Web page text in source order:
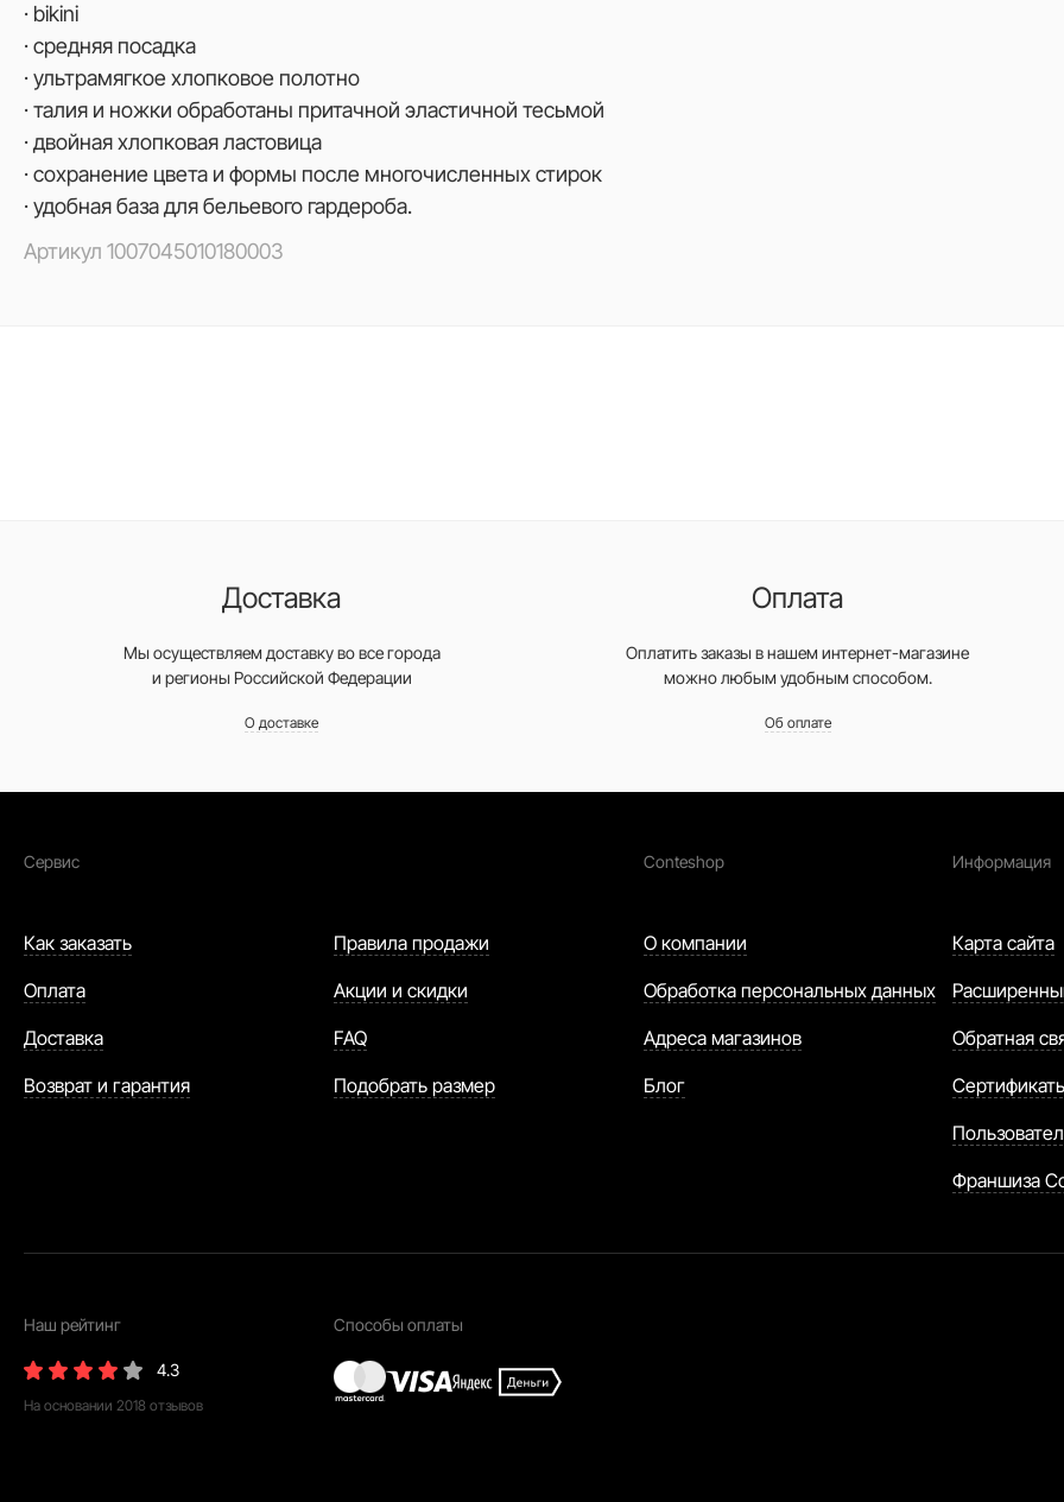
· bikini
· средняя посадка
· ультрамягкое хлопковое полотно
· талия и ножки обработаны притачной эластичной тесьмой
· двойная хлопковая ластовица
· cохранение цвета и формы после многочисленных стирок
· удобная база для бельевого гардероба.
Артикул 1007045010180003
Доставка
Мы осуществляем доставку во все города
и регионы Российской Федерации
О доставке
Оплата
Оплатить заказы в нашем интернет-магазине
можно любым удобным способом.
Об оплате
Сервис
Как заказать
Оплата
Доставка
Возврат и гарантия
Правила продажи
Акции и скидки
FAQ
Подобрать размер
Conteshop
О компании
Обработка персональных данных
Адреса магазинов
Блог
Информация
Карта сайта
Обратная
Франшиза
Наш рейтинг
4.3
На основании 2018 отзывов
Способы оплаты